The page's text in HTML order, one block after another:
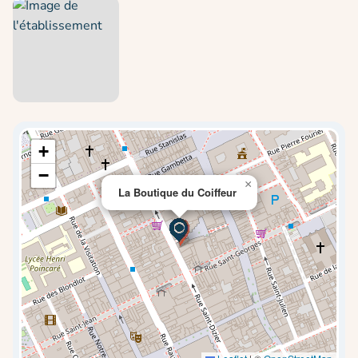
La Boutique du Coiffeur
×
+
−